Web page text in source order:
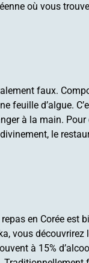
où vous
faux.
feuille d’algue.
à la main. Pour
le
en Corée est
vous découvrirez
à 15%